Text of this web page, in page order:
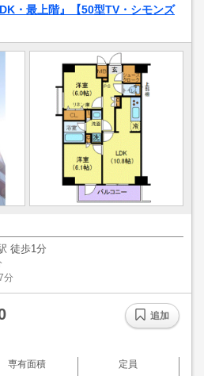
・最上階』【50型TV・シモンズ
徒歩1分
分
専有面積 定員
追加